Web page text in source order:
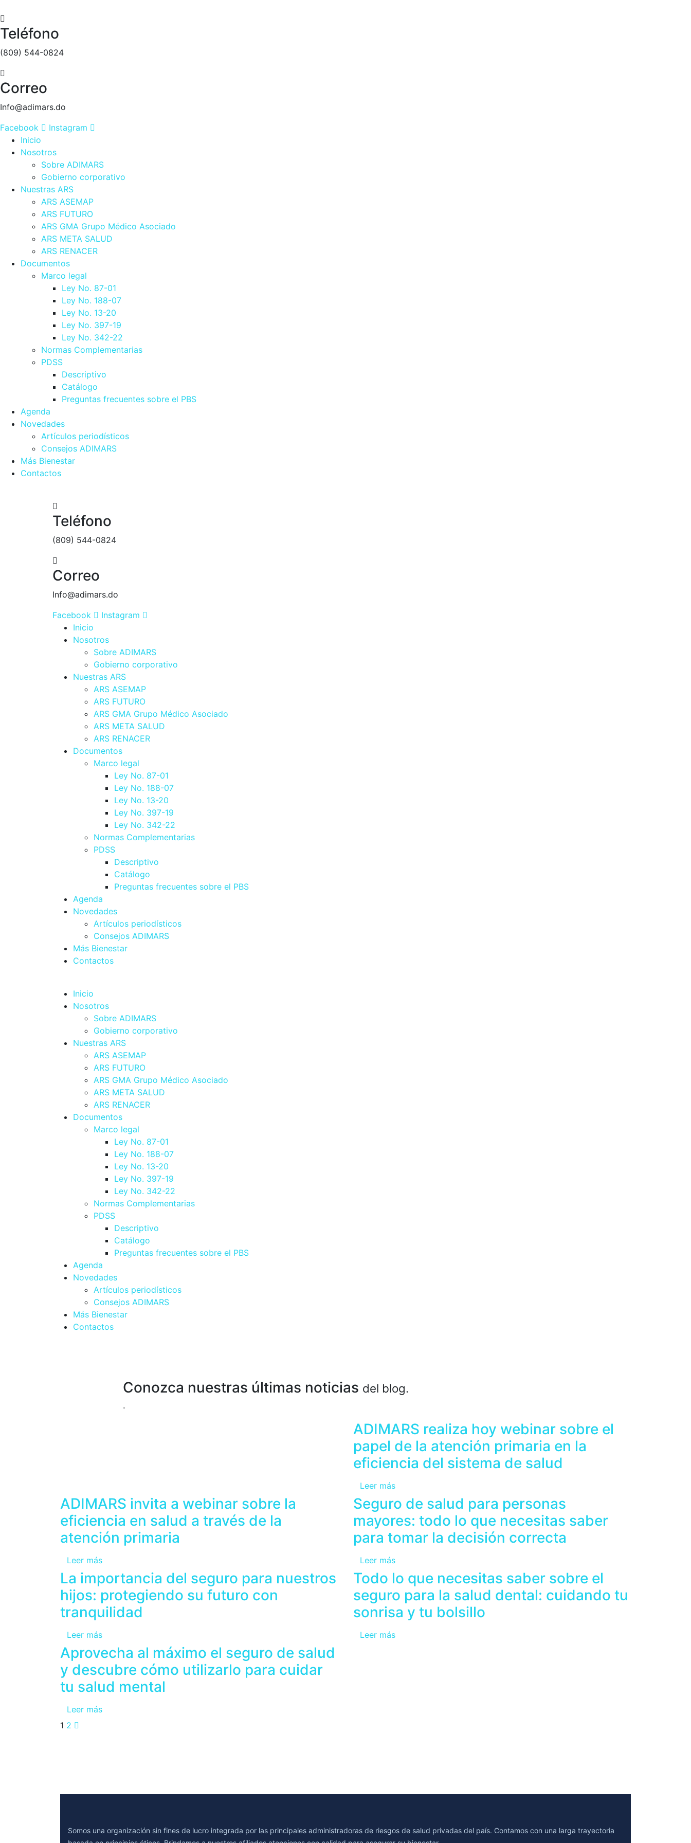
Teléfono
(809) 544-0824
Correo
Info@adimars.do
Facebook
Instagram
Inicio
Nosotros
Sobre ADIMARS
Gobierno corporativo
Nuestras ARS
ARS ASEMAP
ARS FUTURO
ARS GMA Grupo Médico Asociado
ARS META SALUD
ARS RENACER
Documentos
Marco legal
Ley No. 87-01
Ley No. 188-07
Ley No. 13-20
Ley No. 397-19
Ley No. 342-22
Normas Complementarias
PDSS
Descriptivo
Catálogo
Preguntas frecuentes sobre el PBS
Agenda
Novedades
Artículos periodísticos
Consejos ADIMARS
Más Bienestar
Contactos
Teléfono
(809) 544-0824
Correo
Info@adimars.do
Facebook
Instagram
Inicio
Nosotros
Sobre ADIMARS
Gobierno corporativo
Nuestras ARS
ARS ASEMAP
ARS FUTURO
ARS GMA Grupo Médico Asociado
ARS META SALUD
ARS RENACER
Documentos
Marco legal
Ley No. 87-01
Ley No. 188-07
Ley No. 13-20
Ley No. 397-19
Ley No. 342-22
Normas Complementarias
PDSS
Descriptivo
Catálogo
Preguntas frecuentes sobre el PBS
Agenda
Novedades
Artículos periodísticos
Consejos ADIMARS
Más Bienestar
Contactos
Inicio
Nosotros
Sobre ADIMARS
Gobierno corporativo
Nuestras ARS
ARS ASEMAP
ARS FUTURO
ARS GMA Grupo Médico Asociado
ARS META SALUD
ARS RENACER
Documentos
Marco legal
Ley No. 87-01
Ley No. 188-07
Ley No. 13-20
Ley No. 397-19
Ley No. 342-22
Normas Complementarias
PDSS
Descriptivo
Catálogo
Preguntas frecuentes sobre el PBS
Agenda
Novedades
Artículos periodísticos
Consejos ADIMARS
Más Bienestar
Contactos
Conozca nuestras últimas noticias del blog.
.
ADIMARS realiza hoy webinar sobre el
papel de la atención primaria en la
eficiencia del sistema de salud
Leer más
ADIMARS invita a webinar sobre la
eficiencia en salud a través de la
atención primaria
Leer más
Seguro de salud para personas
mayores: todo lo que necesitas saber
para tomar la decisión correcta
Leer más
La importancia del seguro para nuestros
hijos: protegiendo su futuro con
tranquilidad
Leer más
Todo lo que necesitas saber sobre el
seguro para la salud dental: cuidando tu
sonrisa y tu bolsillo
Leer más
Aprovecha al máximo el seguro de salud
y descubre cómo utilizarlo para cuidar
tu salud mental
Leer más
1 2
Somos una organización sin fines de lucro integrada por las principales administradoras de riesgos de salud privadas del país. Contamos con una larga trayectoria